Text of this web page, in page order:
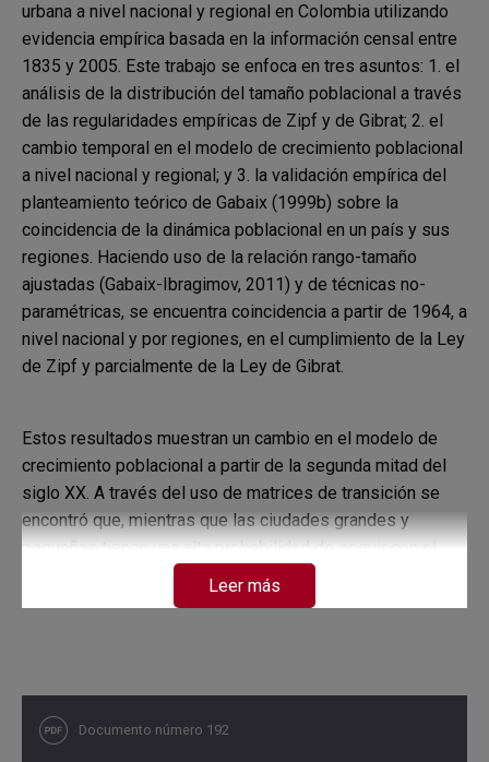
Documento número 192
urbana a nivel nacional y regional en Colombia utilizando
evidencia empírica basada en la información censal entre
1835 y 2005. Este trabajo se enfoca en tres asuntos: 1. el
análisis de la distribución del tamaño poblacional a través
de las regularidades empíricas de Zipf y de Gibrat; 2. el
cambio temporal en el modelo de crecimiento poblacional
a nivel nacional y regional; y 3. la validación empírica del
planteamiento teórico de Gabaix (1999b) sobre la
coincidencia de la dinámica poblacional en un país y sus
regiones. Haciendo uso de la relación rango-tamaño
ajustadas (Gabaix-Ibragimov, 2011) y de técnicas no-
paramétricas, se encuentra coincidencia a partir de 1964, a
nivel nacional y por regiones, en el cumplimiento de la Ley
de Zipf y parcialmente de la Ley de Gibrat.
Estos resultados muestran un cambio en el modelo de
crecimiento poblacional a partir de la segunda mitad del
siglo XX. A través del uso de matrices de transición se
encontró que, mientras que las ciudades grandes y
pequeñas tienen una alta probabilidad de seguir con el
mismo tamaño en el futuro, las ciudades medias tienen
una mayor probabilidad de reducir su tamaño relativo.
Leer más